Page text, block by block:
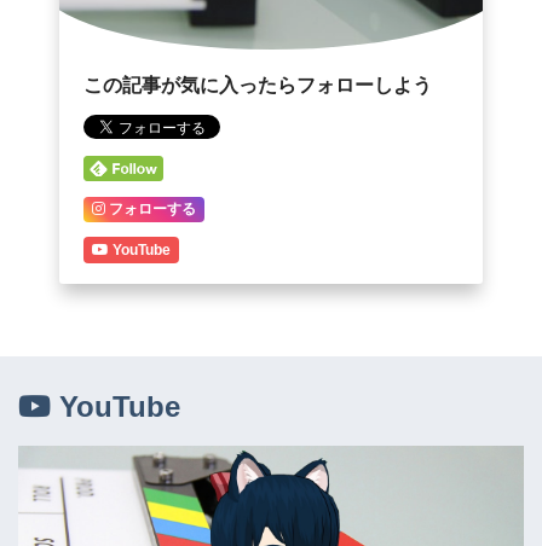
この記事が気に入ったらフォローしよう
フォローする
YouTube
YouTube